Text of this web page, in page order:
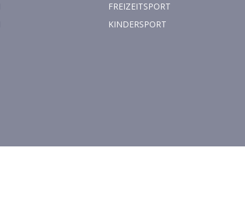
FREIZEITSPORT
KINDERSPORT